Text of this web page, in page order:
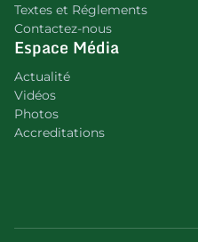
Textes et Réglements
Contactez-nous
Espace Média
Actualité
Vidéos
Photos
Accreditations